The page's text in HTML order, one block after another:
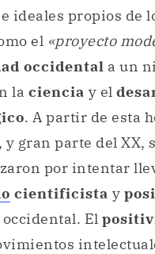
ideales propios de
el «proyecto
occidental a un
la ciencia y el
. A partir de esta
y gran parte del XX,
por intentar
cientificista y
El